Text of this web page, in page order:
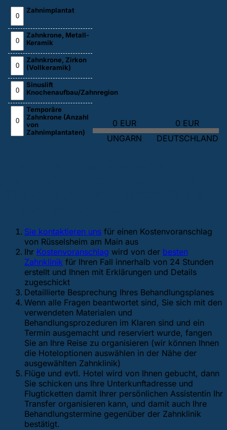
Zahnimplantat
Zahnkrone, Metall-
Keramik
Zahnkrone, Zirkon
(Vollkeramik)
Sinuslift
Knochenaufbau/Zahnregion
Temporäre
Zahnkrone (Anzahl
von
Zahnimplantaten)
0 EUR
UNGARN
0 EUR
DEUTSCHLAND
Sie kontaktieren uns für einen Kostenvoranschlag
von Rüsselsheim am Main aus
Ihr Kostenvoranschlag wird von der besten
Zahnklinik für Ihren Fall innerhalb von 24 Stunden
erstellt und Ihnen mit Erklärungen und Details
zugeschickt
Detaillierte Besprechung Ihres Behandlungsplanes
Wenn alle Fragen beantwortet sind, Sie sich mit den
verwendeten Materialen und
Behandlungsprozeduren im Klaren sind und ein
Termin ausgemacht und reserviert wurde, fangen
Sie an Ihre Reise zu organisieren (wir können Ihnen
die Hoteloptionen auswählen in der Nähe der
ausgewählten Zahnklinik)
Flüge und evtl. Hotel wird von Ihnen gebucht, dann
Sie schicken uns Ihre Unterkunftadresse und
Flugticketten damit Ihrer persönlichen Assistentin Ihr
Transfer organisieren kann, und damit auch Ihre
Behandlungstermine gegenüber der Zahnklinik
bestätigt.